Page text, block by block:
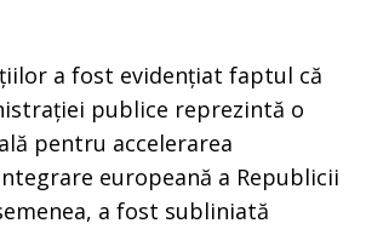
a fost evidențiat faptul că
publice reprezintă o
pentru accelerarea
europeană a Republicii
a fost subliniată